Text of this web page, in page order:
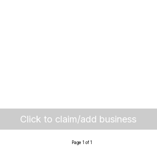
Click to claim/add business
Page 1 of 1